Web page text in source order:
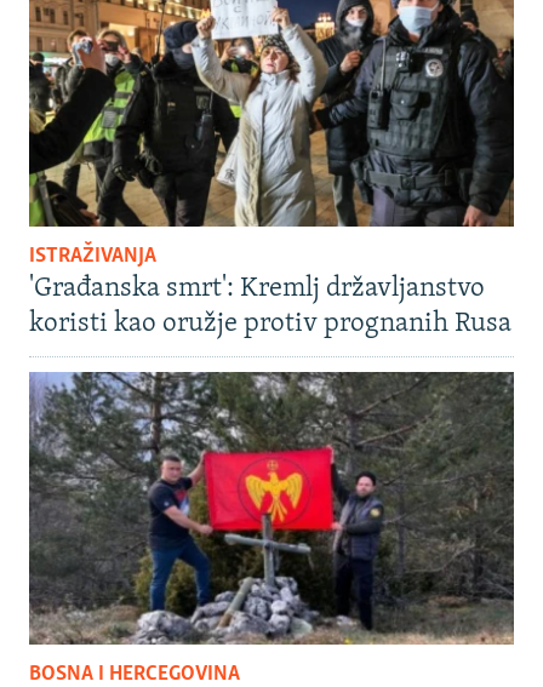
ISTRAŽIVANJA
'Građanska smrt': Kremlj državljanstvo
koristi kao oružje protiv prognanih Rusa
BOSNA I HERCEGOVINA